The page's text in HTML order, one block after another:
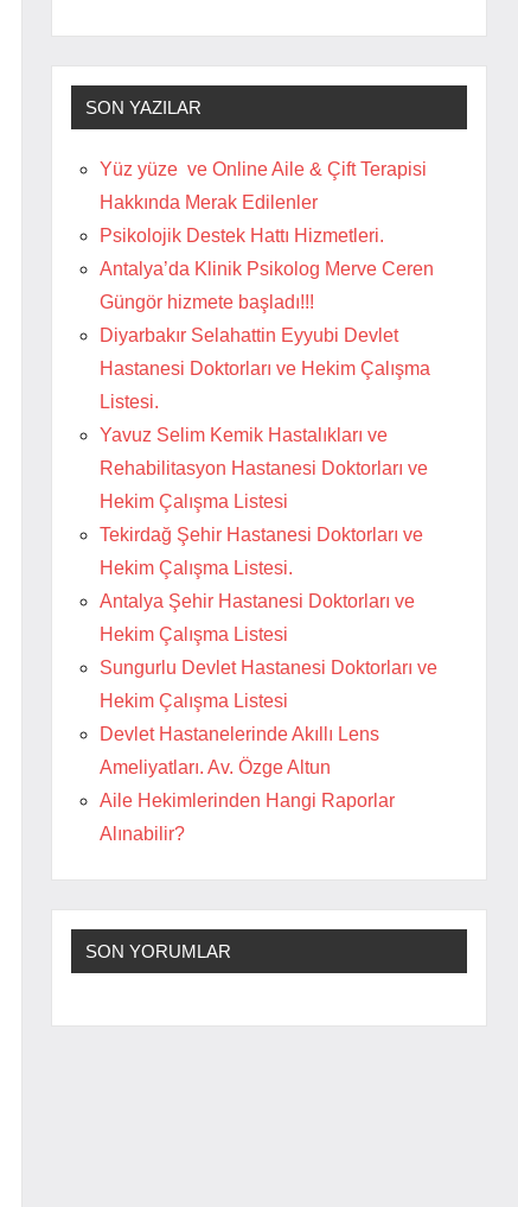
SON YAZILAR
Yüz yüze ve Online Aile & Çift Terapisi
Hakkında Merak Edilenler
Psikolojik Destek Hattı Hizmetleri.
Antalya’da Klinik Psikolog Merve Ceren
Güngör hizmete başladı!!!
Diyarbakır Selahattin Eyyubi Devlet
Hastanesi Doktorları ve Hekim Çalışma
Listesi.
Yavuz Selim Kemik Hastalıkları ve
Rehabilitasyon Hastanesi Doktorları ve
Hekim Çalışma Listesi
Tekirdağ Şehir Hastanesi Doktorları ve
Hekim Çalışma Listesi.
Antalya Şehir Hastanesi Doktorları ve
Hekim Çalışma Listesi
Sungurlu Devlet Hastanesi Doktorları ve
Hekim Çalışma Listesi
Devlet Hastanelerinde Akıllı Lens
Ameliyatları. Av. Özge Altun
Aile Hekimlerinden Hangi Raporlar
Alınabilir?
SON YORUMLAR